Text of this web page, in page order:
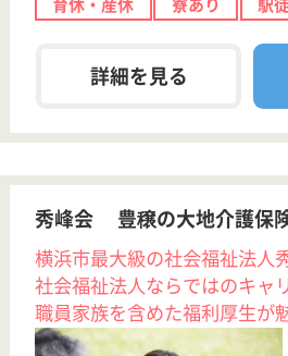
WEB問合せ
介護支援専門員 正社員(日勤のみ)
給料多め 休み多め 未経験OK
土日休み
詳細を見る WEB問合せ
その他の求人を見る